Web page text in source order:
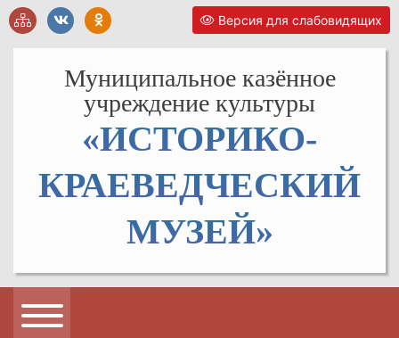
Версия для слабовидящих
Муниципальное казённое
учреждение культуры
«ИСТОРИКО-
КРАЕВЕДЧЕСКИЙ
МУЗЕЙ»